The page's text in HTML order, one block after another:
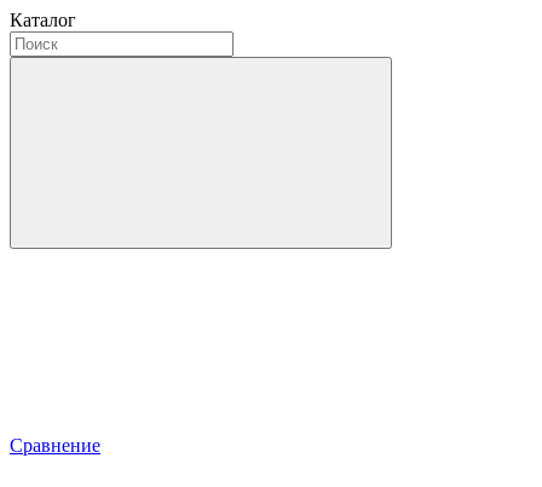
Каталог
Сравнение